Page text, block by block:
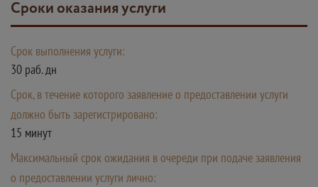
Сроки оказания услуги
Срок выполнения услуги:
30 раб. дн
Срок, в течение которого заявление о предоставлении услуги
должно быть зарегистрировано:
15 минут
Максимальный срок ожидания в очереди при подаче заявления
о предоставлении услуги лично: